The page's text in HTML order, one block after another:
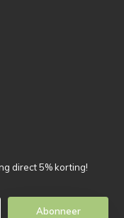
direct 5% korting!
Abonneer